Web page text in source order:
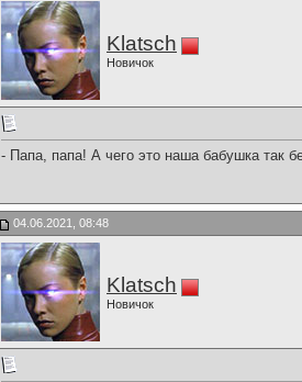
Klatsch
Новичок
- Папа, папа! А чего это наша бабушка так
04.06.2021, 08:48
Klatsch
Новичок